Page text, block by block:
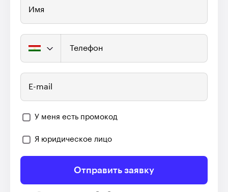
Имя
Телефон
E-mail
У меня есть промокод
Я юридическое лицо
Отправить заявку